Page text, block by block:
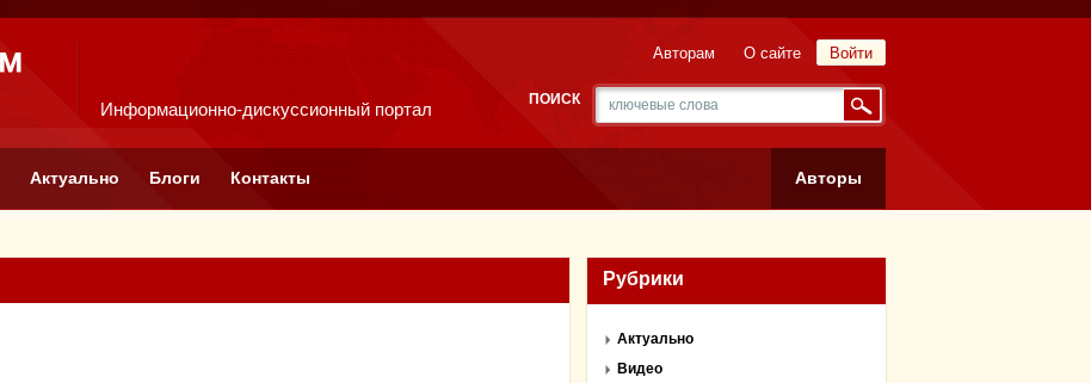
Информационно-дискуссионный портал
Войти
Авторам О сайте
ПОИСК
Актуально Блоги Контакты Авторы
Рубрики
Актуально
Видео